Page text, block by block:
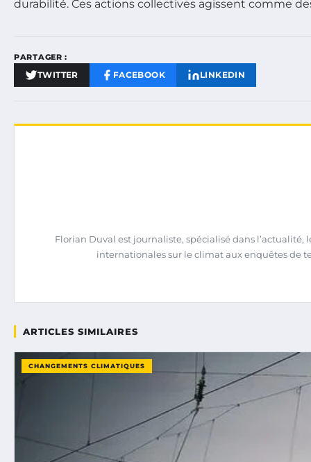
durabilité. Ces actions collectives agissent comme
PARTAGER :
TWITTER FACEBOOK LINKEDIN
Florian Duval est journaliste, spécialisé dans
internationales sur le climat aux enquêtes de
ARTICLES SIMILAIRES
CHANGEMENTS CLIMATIQUES